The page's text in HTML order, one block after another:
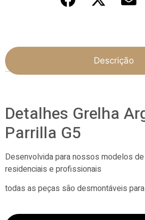
Descrição
Detalhes Grelha
Parrilla G5
Desenvolvida para nossos modelos
residenciais e profissionais
todas as peças são desmontáveis